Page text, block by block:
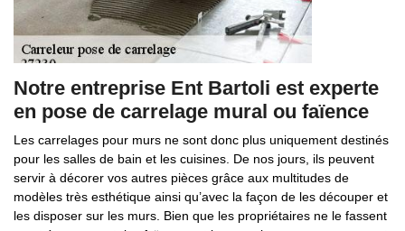
Notre entreprise Ent Bartoli est experte
en pose de carrelage mural ou faïence
Les carrelages pour murs ne sont donc plus uniquement destinés
pour les salles de bain et les cuisines. De nos jours, ils peuvent
servir à décorer vos autres pièces grâce aux multitudes de
modèles très esthétique ainsi qu’avec la façon de les découper et
les disposer sur les murs. Bien que les propriétaires ne le fassent